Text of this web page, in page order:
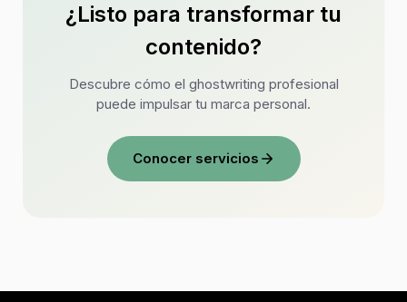
¿Listo para transformar tu
contenido?
Descubre cómo el ghostwriting profesional
puede impulsar tu marca personal.
Conocer servicios